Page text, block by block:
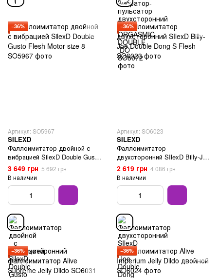
−36%
Артикул: SO5967
SILEXD
Фаллоимитатор двойной с
вибрацией SilexD Double Gusto
Flesh Motor size 8
3 649 грн 5 692 грн
В наличии
−36%
Артикул: SO6023
SILEXD
Фаллоимитатор
двухсторонний SIlexD Billy-Joe
Double Dong S Flesh
2 619 грн 4 086 грн
В наличии
−36% −36%